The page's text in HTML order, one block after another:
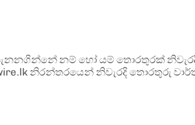
නම් හෝ යම් තොරතුරක්
නිරන්තරයෙන් නිවැරදි තොරතුරු